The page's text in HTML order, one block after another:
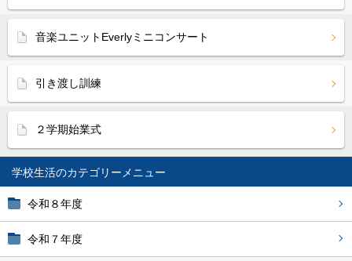
学校生活
令和８年度
令和７年度
音楽ユニットEverlyミニコンサート
引き渡し訓練
２学期始業式